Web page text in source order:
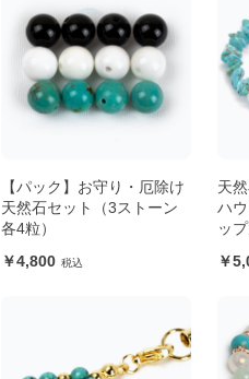
【パック】お守り・厄除け
天然石セット（3ストーン
各4粒）
4,800
天
ハ
ップ